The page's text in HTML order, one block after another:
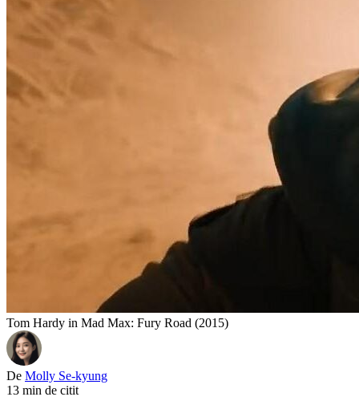
Tom Hardy in Mad Max: Fury Road (2015)
De Molly Se-kyung
13 min de citit